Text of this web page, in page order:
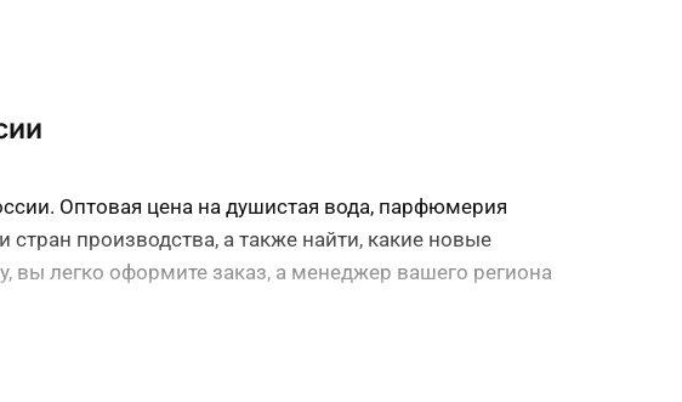
Оптовая цена на душистая вода, парфюмерия
производства, а также найти, какие новые
легко оформите заказ, а менеджер вашего региона